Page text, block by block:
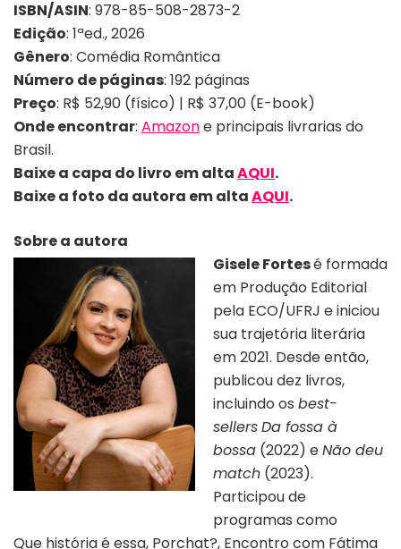
ISBN/ASIN: 978-85-508-2873-2
Edição: 1ªed., 2026
Gênero: Comédia Romântica
Número de páginas: 192 páginas
Preço: R$ 52,90 (físico) | R$ 37,00 (E-book)
Onde encontrar: Amazone principais livrarias do
Brasil.
Baixe a capa do livro em altaAQUI.
Baixe a foto da autora em altaAQUI.
Sobre a autora
Gisele Fortesé formada
em Produção Editorial
pela ECO/UFRJ e iniciou
sua trajetória literária
em 2021. Desde então,
publicou dez livros,
incluindo os best-
sellersDa fossa à
bossa (2022) eNão deu
match (2023).
Participou de
programas como
Que história é essa, Porchat?, Encontro com Fátima